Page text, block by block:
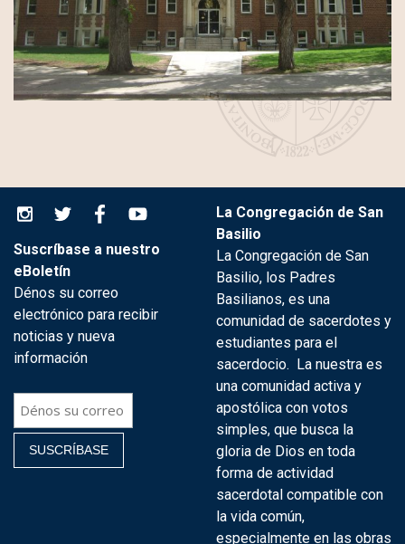
Suscríbase a nuestro
eBoletín
Dénos su correo
electrónico para recibir
noticias y nueva
información
La Congregación de San
Basilio
La Congregación de San
Basilio, los Padres
Basilianos, es una
comunidad de sacerdotes y
estudiantes para el
sacerdocio. La nuestra es
una comunidad activa y
apostólica con votos
simples, que busca la
gloria de Dios en toda
forma de actividad
sacerdotal compatible con
la vida común,
especialmente en las obras